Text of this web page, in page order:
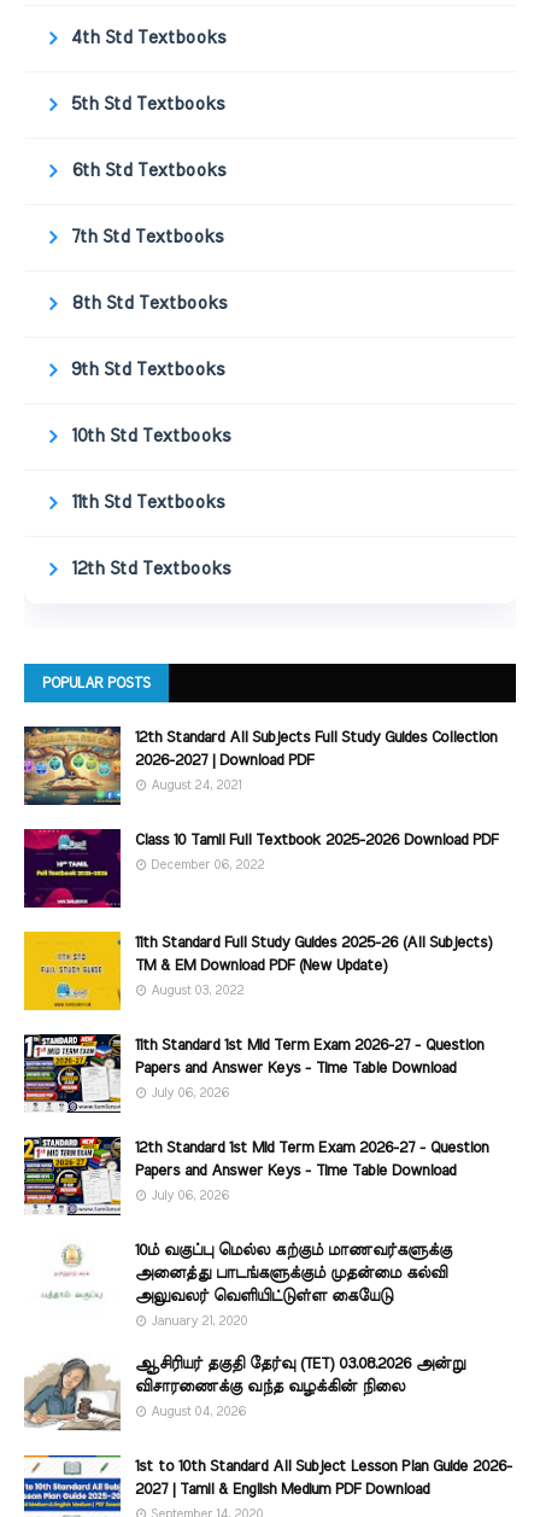
4th Std Textbooks
5th Std Textbooks
6th Std Textbooks
7th Std Textbooks
8th Std Textbooks
9th Std Textbooks
10th Std Textbooks
11th Std Textbooks
12th Std Textbooks
POPULAR POSTS
12th Standard All Subjects Full Study Guides Collection
2026-2027 | Download PDF
August 24, 2021
Class 10 Tamil Full Textbook 2025-2026 Download PDF
December 06, 2022
11th Standard Full Study Guides 2025-26 (All Subjects)
TM & EM Download PDF (New Update)
August 03, 2022
11th Standard 1st Mid Term Exam 2026-27 - Question
Papers and Answer Keys - Time Table Download
July 06, 2026
12th Standard 1st Mid Term Exam 2026-27 - Question
Papers and Answer Keys - Time Table Download
July 06, 2026
10ம் வகுப்பு மெல்ல கற்கும் மாணவர்களுக்கு
அனைத்து பாடங்களுக்கும் முதன்மை கல்வி
அலுவலர் வெளியிட்டுள்ள கையேடு
January 21, 2020
ஆசிரியர் தகுதி தேர்வு (TET) 03.08.2026 அன்று
விசாரணைக்கு வந்த வழக்கின் நிலை
August 04, 2026
1st to 10th Standard All Subject Lesson Plan Guide 2026-
2027 | Tamil & English Medium PDF Download
September 14, 2020